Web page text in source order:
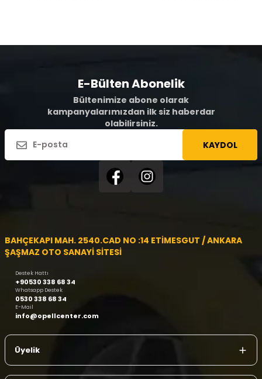
E-Bülten Abonelik
Bültenimize abone olarak
kampanyalarımızdan ilk siz haberdar
olabilirsiniz.
KAYDOL
BAHÇEKAPI MAH. 2540.CAD NO :14 ETİMESGUT / ANKARA
ŞAŞMAZ OTO SANAYİ SİTESİ
Destek Hattı
+90530 338 68 34
Whatsapp Destek
0530 338 68 34
E-Mail
info@opellcenter.com
Üyelik